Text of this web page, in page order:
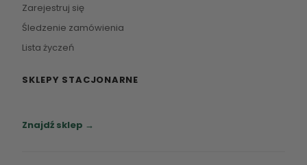
Zarejestruj się
Śledzenie zamówienia
Lista życzeń
SKLEPY STACJONARNE
Znajdź sklep →